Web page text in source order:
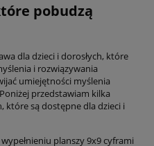
pobudzą
dla dzieci i dorosłych, które
i rozwiązywania
umiejętności myślenia
przedstawiam kilka
które są dostępne dla dzieci i
planszy 9x9 cyframi